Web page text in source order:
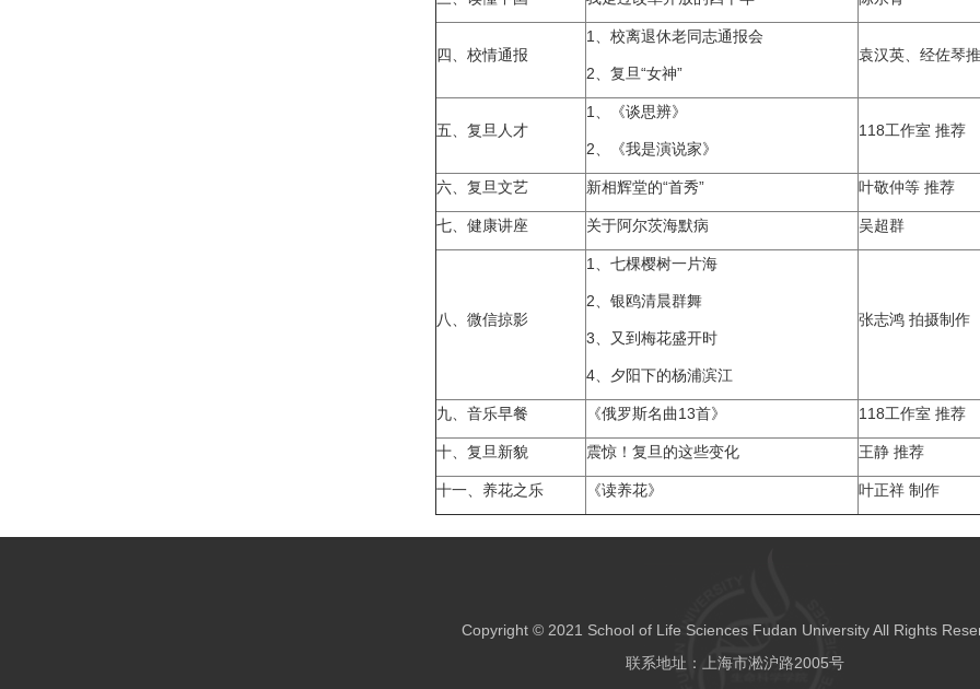
四、校情通报
1、校离退休老同志通报会
2、复旦“女神”
袁汉英、经佐琴
五、复旦人才
1、《谈思辨》
2、《我是演说家》
118工作室 推荐
六、复旦文艺 新相辉堂的“首秀” 叶敬仲等 推荐
七、健康讲座 关于阿尔茨海默病 吴超群
八、微信掠影
1、七棵樱树一片海
2、银鸥清晨群舞
3、又到梅花盛开时
4、夕阳下的杨浦滨江
张志鸿 拍摄制作
九、音乐早餐 《俄罗斯名曲13首》 118工作室 推荐
十、复旦新貌 震惊！复旦的这些变化 王静 推荐
十一、养花之乐 《读养花》 叶正祥 制作
Copyright © 2021 School of Life Sciences Fudan University All Rights
联系地址：上海市淞沪路2005号